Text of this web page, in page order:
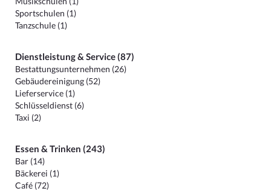
Sportschulen (1)
Tanzschule (1)
Dienstleistung & Service (87)
Bestattungsunternehmen (26)
Gebäudereinigung (52)
Lieferservice (1)
Schlüsseldienst (6)
Taxi (2)
Essen & Trinken (243)
Bar (14)
Bäckerei (1)
Café (72)